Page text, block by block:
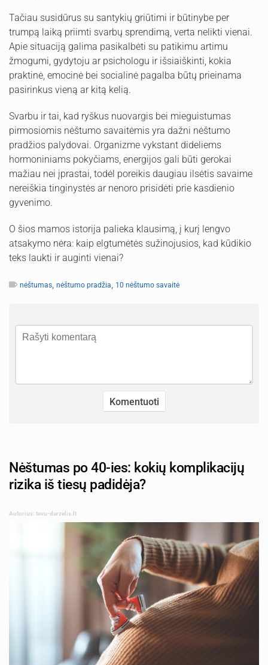
Tačiau susidūrus su santykių griūtimi ir būtinybe per
trumpą laiką priimti svarbų sprendimą, verta nelikti vienai.
Apie situaciją galima pasikalbėti su patikimu artimu
žmogumi, gydytoju ar psichologu ir išsiaiškinti, kokia
praktinė, emocinė bei socialinė pagalba būtų prieinama
pasirinkus vieną ar kitą kelią.
Svarbu ir tai, kad ryškus nuovargis bei mieguistumas
pirmosiomis nėštumo savaitėmis yra dažni nėštumo
pradžios palydovai. Organizme vykstant dideliems
hormoniniams pokyčiams, energijos gali būti gerokai
mažiau nei įprastai, todėl poreikis daugiau ilsėtis savaime
nereiškia tinginystės ar nenoro prisidėti prie kasdienio
gyvenimo.
O šios mamos istorija palieka klausimą, į kurį lengvo
atsakymo nėra: kaip elgtumėtės sužinojusios, kad kūdikio
teks laukti ir auginti vienai?
nėštumas, nėštumo pradžia, 10 nėštumo savaitė
Nėštumas po 40-ies: kokių komplikacijų
rizika iš tiesų padidėja?
Autorius: tevu-darzelis.lt